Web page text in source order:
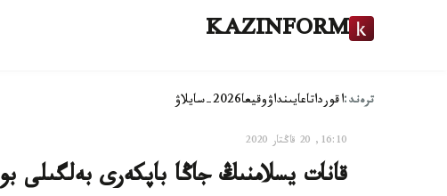
KAZINFORM
ترەند:اقورداتاعايىنداۋوقيعا2026-سايلاۋ
16:10, 20 قاڭتار 2020
قانات يسلامنىڭ جاڭا باپكەرى بەلگىلى